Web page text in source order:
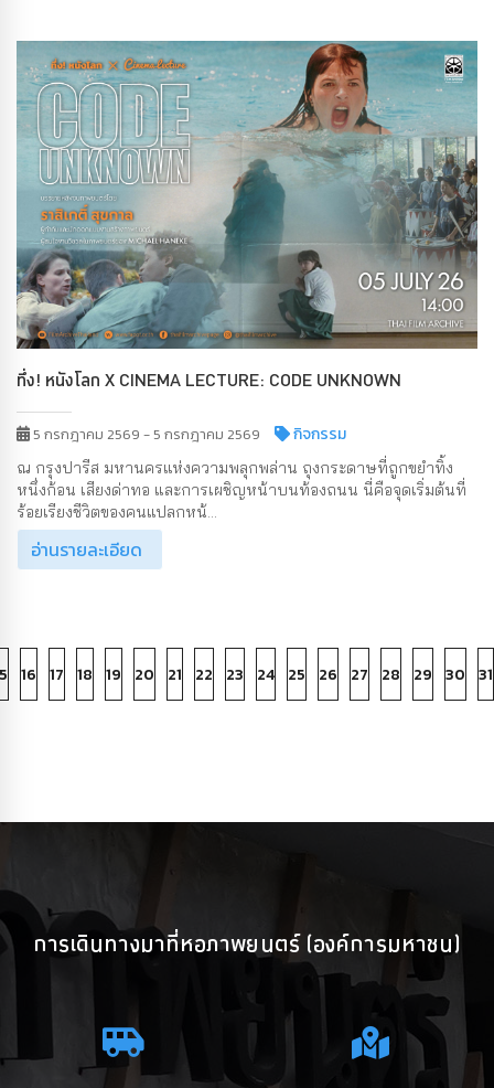
ทึ่ง! หนังโลก X CINEMA LECTURE: CODE UNKNOWN
5 กรกฎาคม 2569 - 5 กรกฎาคม 2569 กิจกรรม
ณ กรุงปารีส มหานครแห่งความพลุกพล่าน ถุงกระดาษที่ถูกขยำทิ้ง
หนึ่งก้อน เสียงด่าทอ และการเผชิญหน้าบนท้องถนน นี่คือจุดเริ่มต้นที่
ร้อยเรียงชีวิตของคนแปลกหน้...
อ่านรายละเอียด
16 17 18 19 20 21 22 23 24 25 26 27 28 29 30 31
การเดินทางมาที่หอภาพยนตร์ (องค์การมหาชน)